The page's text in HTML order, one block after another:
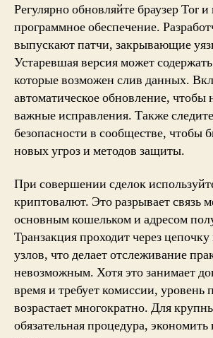
Регулярно обновляйте браузер Tor
программное обеспечение.
выпускают патчи, закрывающие
Устаревшая версия может
которые возможен слив данных.
автоматическое обновление, чтобы
важные исправления. Также
безопасности в сообществе, чтобы
новых угроз и методов защиты.
При совершении сделок
криптовалют. Это разрывает связь
основным кошельком и адресом
Транзакция проходит через
узлов, что делает отслеживание
невозможным. Хотя это занимает
время и требует комиссии, уровень
возрастает многократно. Для
обязательная процедура, экономить